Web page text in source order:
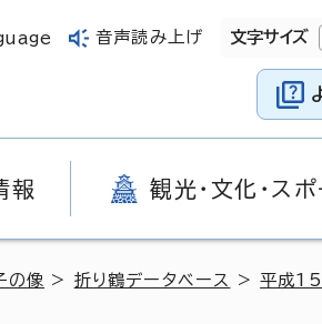
音声読み上げ 文字サイズ
報 観光・文化・ス
の像 > 折り鶴データベース >平成15